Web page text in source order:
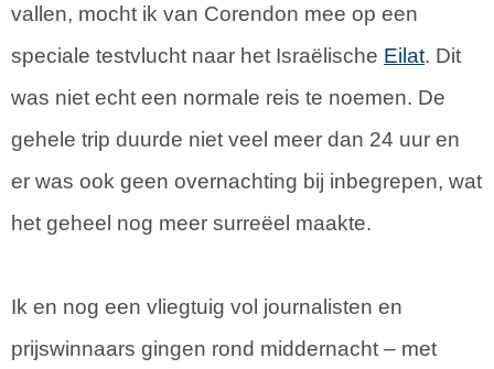
vallen, mocht ik van Corendon mee op een
speciale testvlucht naar het Israëlische Eilat. Dit
was niet echt een normale reis te noemen. De
gehele trip duurde niet veel meer dan 24 uur en
er was ook geen overnachting bij inbegrepen, wat
het geheel nog meer surreëel maakte.
Ik en nog een vliegtuig vol journalisten en
prijswinnaars gingen rond middernacht – met